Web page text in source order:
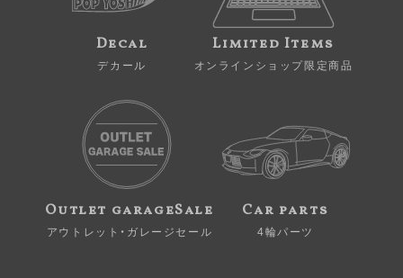
Decal
デカール
Limited Items
オンラインショップ限定商品
Outlet garageSale
アウトレット・ガレージセール
Car parts
4輪パーツ